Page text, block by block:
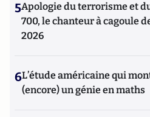
5Apologie du terrorisme et
700, le chanteur à cagoule
2026
6L’étude américaine qui
(encore) un génie en maths